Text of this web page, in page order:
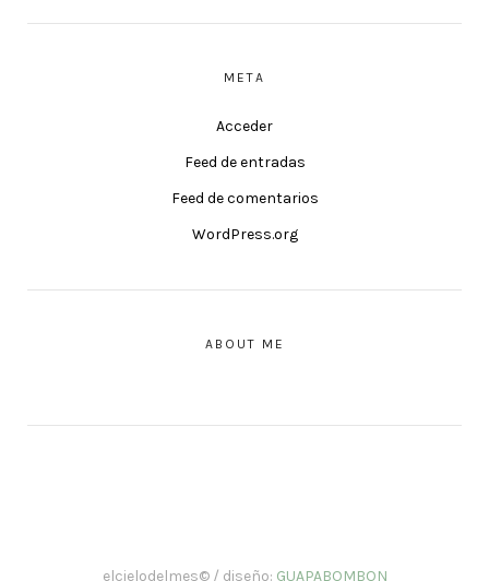
META
Acceder
Feed de entradas
Feed de comentarios
WordPress.org
ABOUT ME
elcielodelmes© / diseño: GUAPABOMBON